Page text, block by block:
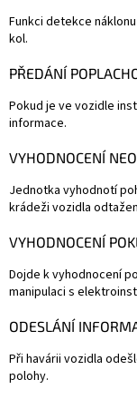
Funkci detekce
kol.
PŘEDÁNÍ
Pokud je ve vozidle
informace.
VYHODNOCENÍ
Jednotka vyhodnotí
krádeži vozidla
VYHODNOCENÍ
Dojde k vyhodnocení
manipulaci s
ODESLÁNÍ
Při havárii vozidla
polohy.